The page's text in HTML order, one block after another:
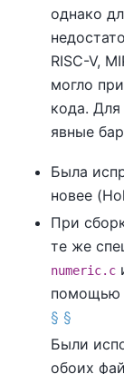
однако
RISC-V,
могло
кода.
явные
Была
новее
При
те же
numeric.c
помощью
§ §
Были
обоих